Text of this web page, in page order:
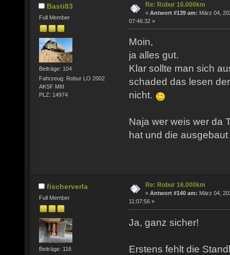
Basti83
Full Member
Beiträge: 104
Fahrzeug: Robur LO 2002
AKSF MIII
PLZ: 14974
Re: Robur 16.000km
« Antwort #139 am: März 04,
07:46:32 »
Moin,
ja alles gut.
Klar sollte man sich
schaded das lesen
nicht.
Naja wer weis wer da
hat und die
fischerverla
Full Member
Beiträge: 116
Re: Robur 16.000km
« Antwort #140 am: März 04,
11:07:56 »
Ja, ganz sicher!
Erstens fehlt die